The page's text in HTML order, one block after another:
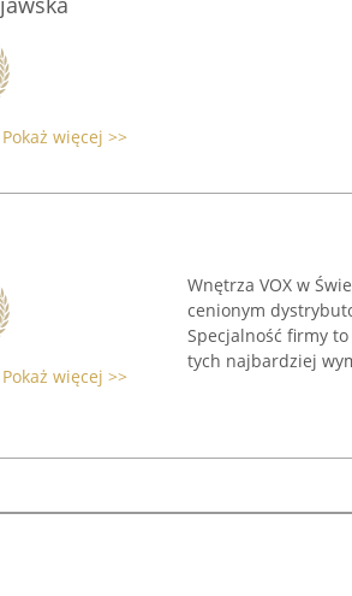
Pokaż więcej >>
Pokaż więcej >>
Wnętrza VOX w
cenionym
Specjalność firmy
tych najbardziej